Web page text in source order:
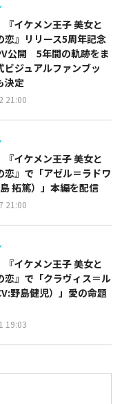
『イケメン王子 美女と
恋』リリース5周年記念
公開 5年間の軌跡をま
ビジュアルファンブッ
決定
21:00
『イケメン王子 美女と
恋』で「アゼル＝ラドワ
拓篤）」本編を配信
21:00
『イケメン王子 美女と
恋』で「クラヴィス＝ル
野島健児）」愛の命題
19:03